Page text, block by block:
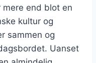
end blot en
kultur og
sammen og
Uanset